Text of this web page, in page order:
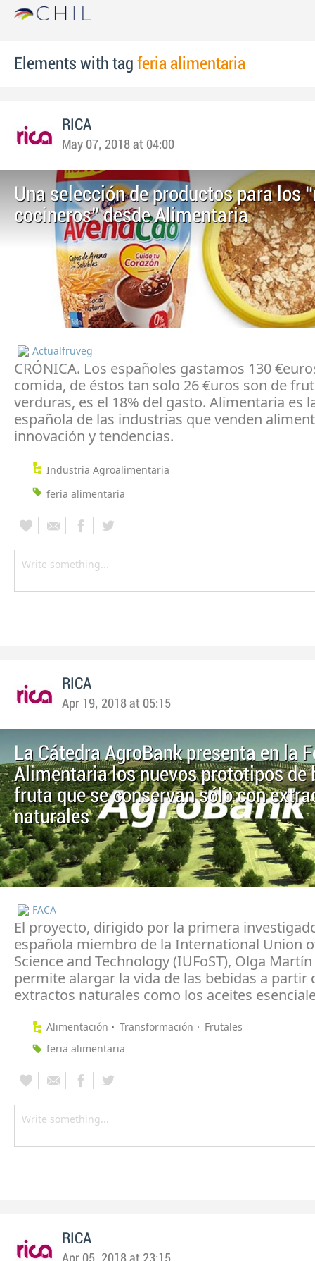
Elements with tag feria alimentaria
RICA
May 07, 2018 at 04:00
Una selección de productos para los
cocineros” desde Alimentaria
Actualfruveg
CRÓNICA. Los españoles gastamos 130
comida, de éstos tan solo 26 €uros son de
verduras, es el 18% del gasto. Alimentaria es
española de las industrias que venden
innovación y tendencias.
Industria Agroalimentaria
feria alimentaria
RICA
Apr 19, 2018 at 05:15
La Cátedra AgroBank presenta en la
Alimentaria los nuevos prototipos de
fruta que se conservan sólo con
naturales
FACA
El proyecto, dirigido por la primera
española miembro de la International Union
Science and Technology (IUFoST), Olga
permite alargar la vida de las bebidas a partir
extractos naturales como los aceites
Alimentación Transformación
Frutales
feria alimentaria
RICA
Apr 05, 2018 at 23:15